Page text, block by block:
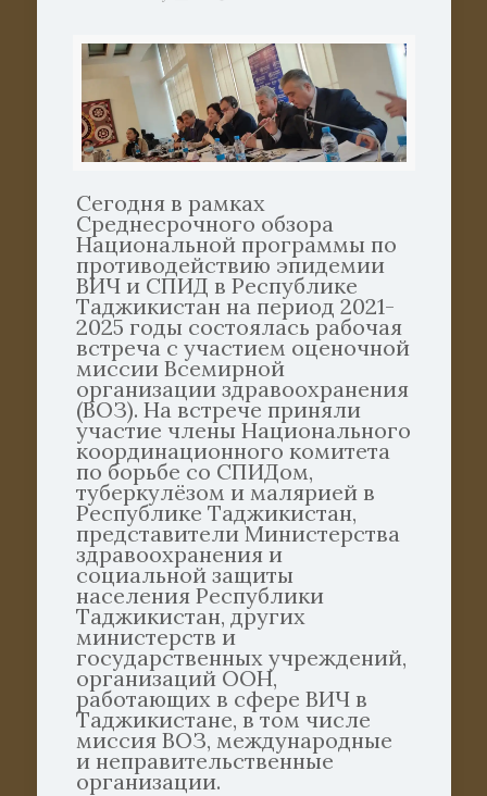
Сегодня в рамках
Среднесрочного обзора
Национальной программы по
противодействию эпидемии
ВИЧ и СПИД в Республике
Таджикистан на период 2021-
2025 годы состоялась рабочая
встреча с участием оценочной
миссии Всемирной
организации здравоохранения
(ВОЗ). На встрече приняли
участие члены Национального
координационного комитета
по борьбе со СПИДом,
туберкулёзом и малярией в
Республике Таджикистан,
представители Министерства
здравоохранения и
социальной защиты
населения Республики
Таджикистан, других
министерств и
государственных учреждений,
организаций ООН,
работающих в сфере ВИЧ в
Таджикистане, в том числе
миссия ВОЗ, международные
и неправительственные
организации.